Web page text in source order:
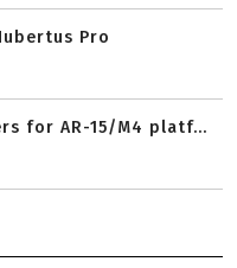
Pro
for AR-15/M4 platf...